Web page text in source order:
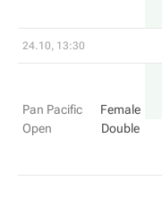
24.10, 13:30
Pan Pacific
Open
Female
Double